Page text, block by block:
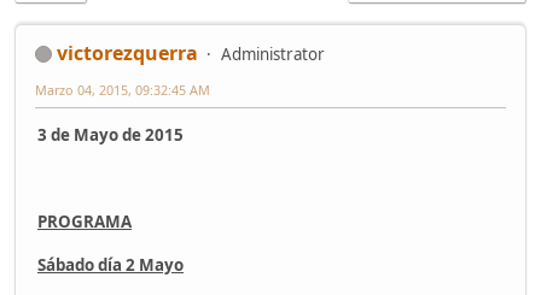
victorezquerra Administrator
Marzo 04, 2015, 09:32:45 AM
3 de Mayo de 2015
PROGRAMA
Sábado día 2 Mayo